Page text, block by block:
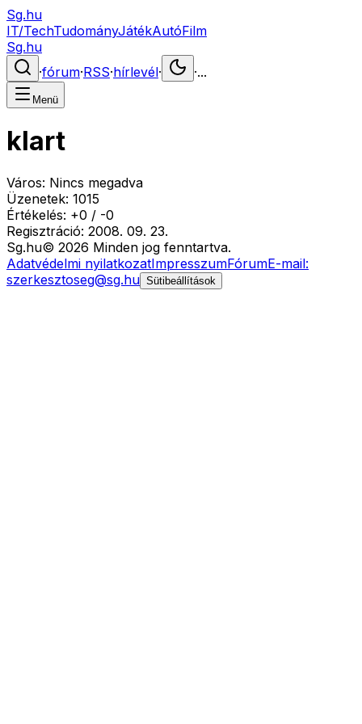
Sg.hu
IT/TechTudományJátékAutóFilm
Sg.hu
·fórum·RSS·hírlevél· ·...
Menü
klart
Város: Nincs megadva
Üzenetek: 1015
Értékelés: +0 / -0
Regisztráció: 2008. 09. 23.
Sg.hu© 2026 Minden jog fenntartva.
Adatvédelmi nyilatkozatImpresszumFórumE-mail:
szerkesztoseg@sg.hu Sütibeállítások